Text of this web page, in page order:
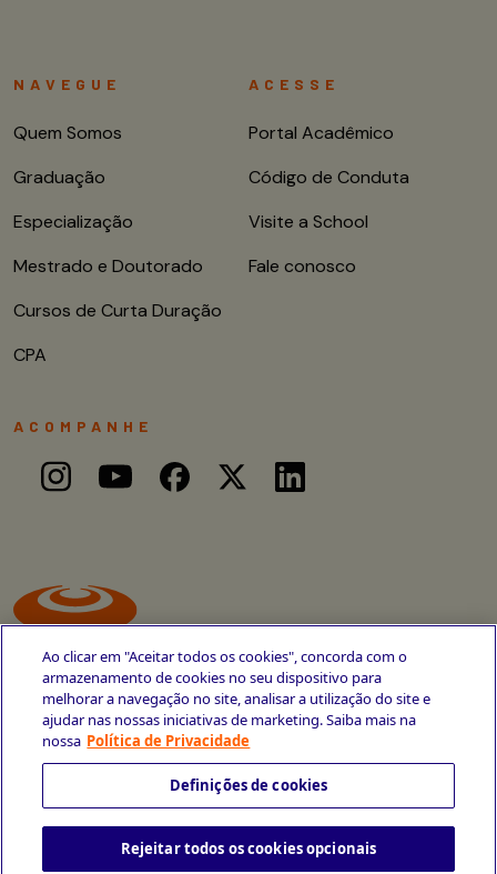
Avenida Cais do Apolo, 77
+55 81 3419-6700
NAVEGUE
Quem Somos
Graduação
Especialização
Mestrado e Doutorado
Cursos de Curta Duração
CPA
ACESSE
Portal Acadêmico
Código de Conduta
Visite a School
Fale conosco
ACOMPANHE
Ao clicar em "Aceitar todos os cookies", concorda com o
armazenamento de cookies no seu dispositivo para
melhorar a navegação no site, analisar a utilização do site e
ajudar nas nossas iniciativas de marketing. Saiba mais na
nossa Política de Privacidade
Definições de cookies
Rejeitar todos os cookies opcionais